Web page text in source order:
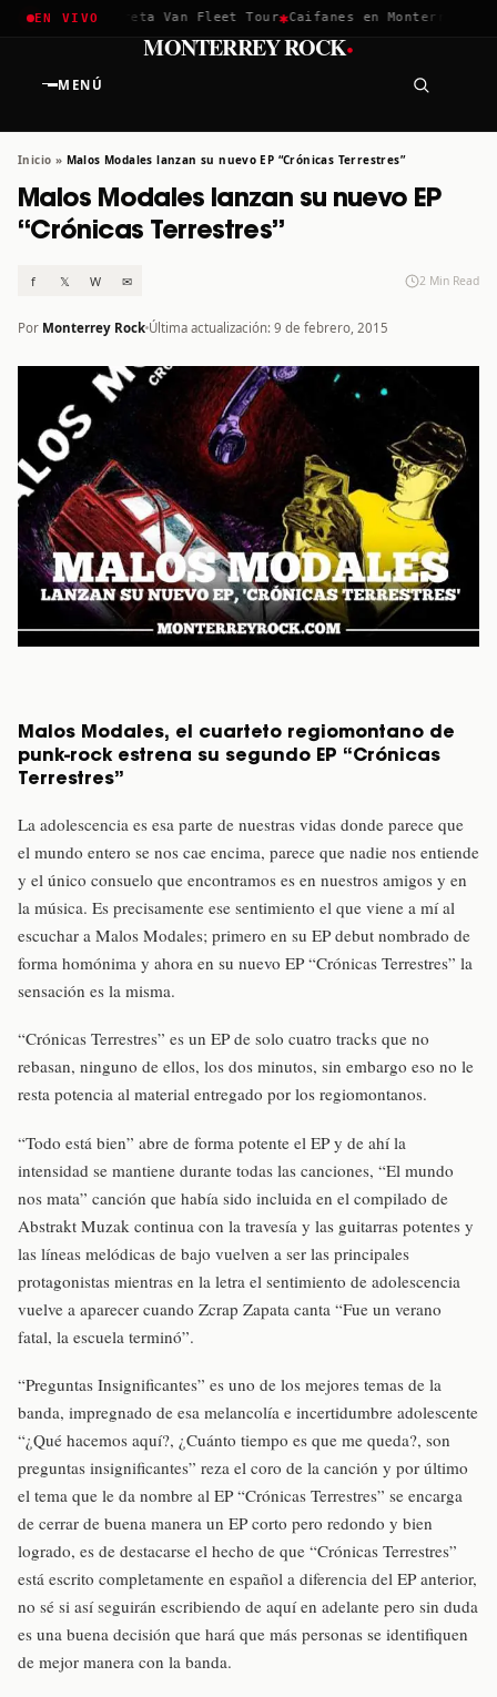
EN VIVO
2026✱Greta Van Fleet Tour✱Caifanes en Monterrey · 12
MENÚ
MONTERREY ROCK·
Inicio » Malos Modales lanzan su nuevo EP “Crónicas Terrestres”
Malos Modales lanzan su nuevo EP
“Crónicas Terrestres”
f 𝕏 W ✉ 2 Min Read
Por Monterrey Rock Última actualización: 9 de febrero, 2015
Malos Modales, el cuarteto regiomontano de
punk-rock estrena su segundo EP “Crónicas
Terrestres”
La adolescencia es esa parte de nuestras vidas donde parece que
el mundo entero se nos cae encima, parece que nadie nos entiende
y el único consuelo que encontramos es en nuestros amigos y en
la música. Es precisamente ese sentimiento el que viene a mí al
escuchar a Malos Modales; primero en su EP debut nombrado de
forma homónima y ahora en su nuevo EP “Crónicas Terrestres” la
sensación es la misma.
“Crónicas Terrestres” es un EP de solo cuatro tracks que no
rebasan, ninguno de ellos, los dos minutos, sin embargo eso no le
resta potencia al material entregado por los regiomontanos.
“Todo está bien” abre de forma potente el EP y de ahí la
intensidad se mantiene durante todas las canciones, “El mundo
nos mata” canción que había sido incluida en el compilado de
Abstrakt Muzak continua con la travesía y las guitarras potentes y
las líneas melódicas de bajo vuelven a ser las principales
protagonistas mientras en la letra el sentimiento de adolescencia
vuelve a aparecer cuando Zcrap Zapata canta “Fue un verano
fatal, la escuela terminó”.
“Preguntas Insignificantes” es uno de los mejores temas de la
banda, impregnado de esa melancolía e incertidumbre adolescente
“¿Qué hacemos aquí?, ¿Cuánto tiempo es que me queda?, son
preguntas insignificantes” reza el coro de la canción y por último
el tema que le da nombre al EP “Crónicas Terrestres” se encarga
de cerrar de buena manera un EP corto pero redondo y bien
logrado, es de destacarse el hecho de que “Crónicas Terrestres”
está escrito completamente en español a diferencia del EP anterior,
no sé si así seguirán escribiendo de aquí en adelante pero sin duda
es una buena decisión que hará que más personas se identifiquen
de mejor manera con la banda.